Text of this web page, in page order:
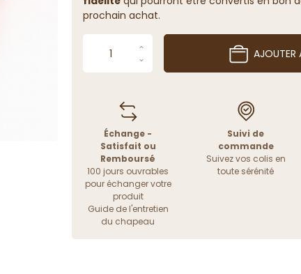
prochain achat.
AJOUTER
Échange -
Satisfait ou
Remboursé
100 jours ouvrables
pour échanger votre
produit
Guide de l'entretien
du chapeau
Suivi de
commande
Suivez vos colis en
toute sérénité